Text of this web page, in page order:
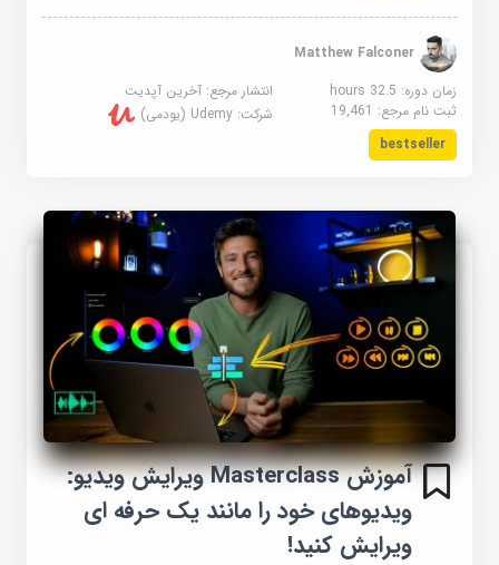
Matthew Falconer
زمان دوره: 32.5 hours
انتشار مرجع:آخرین آپدیت
ثبت نام مرجع:19,461 شرکت:Udemy (یودمی)
bestseller
آموزش Masterclass ویرایش ویدیو:
ویدیوهای خود را مانند یک حرفه ای
ویرایش کنید!